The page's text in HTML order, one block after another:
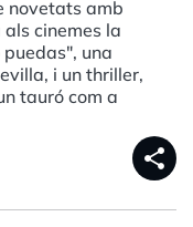
novetats amb
cinemes la
una
i un thriller,
tauró com a
share